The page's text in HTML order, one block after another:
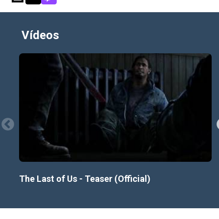
Vídeos
The Last of Us - Teaser (Official)